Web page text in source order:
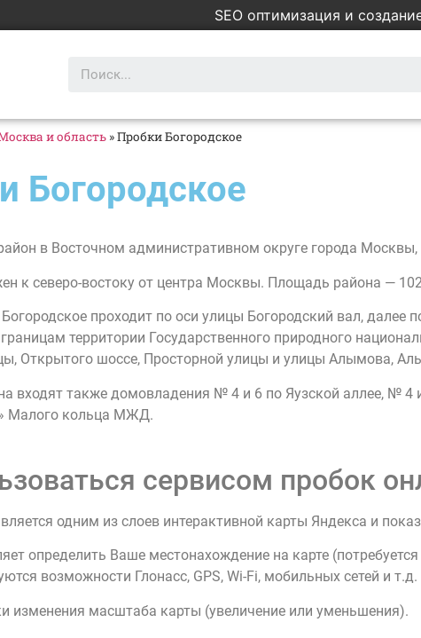
SEO оптимизация и
и область »Пробки Богородское
Богородское
в Восточном административном округе города
к северо-востоку от центра Москвы. Площадь района —
Богородское проходит по оси улицы Богородский вал,
территории Государственного природного
Открытого шоссе, Просторной улицы и улицы Алымова,
входят также домовладения № 4 и 6 по Яузской аллее, № 4
Малого кольца МЖД.
сервисом пробок
одним из слоев интерактивной карты Яндекса и
определить Ваше местонахождение на карте
возможности Глонасс, GPS, Wi-Fi, мобильных сетей и т.д.
изменения масштаба карты (увеличение или уменьшения).